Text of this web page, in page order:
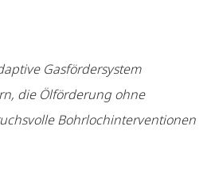
Gasfördersystem
die Ölförderung ohne
Bohrlochinterventionen